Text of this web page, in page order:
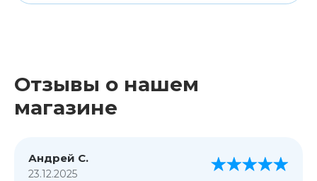
Отзывы о нашем
магазине
Андрей С.
23.12.2025